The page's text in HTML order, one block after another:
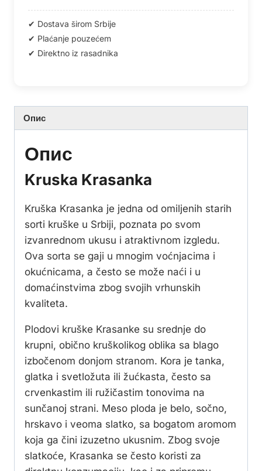
Опис
Опис
Kruska Krasanka
Kruška Krasanka je jedna od omiljenih starih
sorti kruške u Srbiji, poznata po svom
izvanrednom ukusu i atraktivnom izgledu.
Ova sorta se gaji u mnogim voćnjacima i
okućnicama, a često se može naći i u
domaćinstvima zbog svojih vrhunskih
kvaliteta.
Plodovi kruške Krasanke su srednje do
krupni, obično kruškolikog oblika sa blago
izbočenom donjom stranom. Kora je tanka,
glatka i svetložuta ili žućkasta, često sa
crvenkastim ili ružičastim tonovima na
sunčanoj strani. Meso ploda je belo, sočno,
hrskavo i veoma slatko, sa bogatom aromom
koja ga čini izuzetno ukusnim. Zbog svoje
slatkoće, Krasanka se često koristi za